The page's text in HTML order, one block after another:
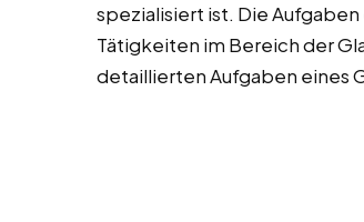
spezialisiert ist. Die
Tätigkeiten im Bereich der
detaillierten Aufgaben eines